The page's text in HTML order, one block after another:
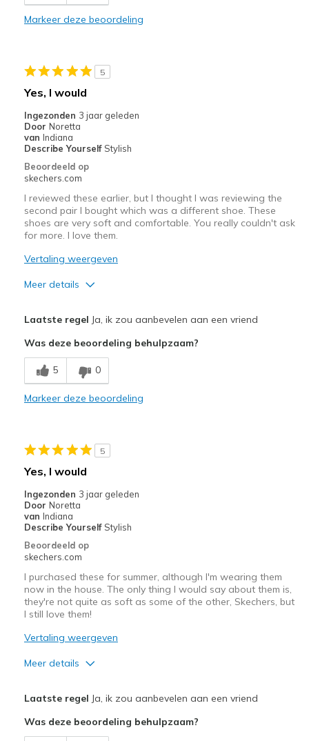
Beste toepassingen
Casual Wear
Sizing
Feels half size too big
View On Shoes
Markeer deze beoordeling
5
Yes, I would
Ingezonden 3 jaar geleden
Door Noretta
van Indiana
Describe Yourself Stylish
Beoordeeld op
skechers.com
I reviewed these earlier, but I thought I was reviewing the
second pair I bought which was a different shoe. These
shoes are very soft and comfortable. You really couldn't ask
for more. I love them.
Vertaling weergeven
Meer details
Beste toepassingen
Casual Wear
View On Shoes
I'm Really Into Shoes
Laatste regel Ja, ik zou aanbevelen aan een vriend
Was deze beoordeling behulpzaam?
5 0
Markeer deze beoordeling
5
Yes, I would
Ingezonden 3 jaar geleden
Door Noretta
van Indiana
Describe Yourself Stylish
Beoordeeld op
skechers.com
I purchased these for summer, although I'm wearing them
now in the house. The only thing I would say about them is,
they're not quite as soft as some of the other, Skechers, but
I still love them!
Vertaling weergeven
Meer details
Laatste regel Ja, ik zou aanbevelen aan een vriend
Was deze beoordeling behulpzaam?